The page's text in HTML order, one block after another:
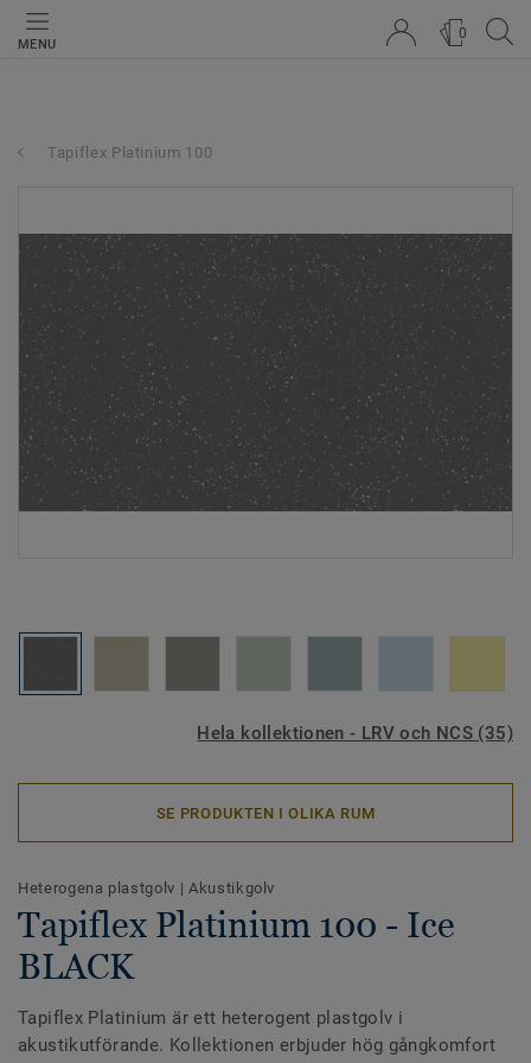
MENU
0
Tapiflex Platinium 100
Hela kollektionen - LRV och NCS (35)
SE PRODUKTEN I OLIKA RUM
Heterogena plastgolv | Akustikgolv
Tapiflex Platinium 100 - Ice
BLACK
Tapiflex Platinium är ett heterogent plastgolv i
akustikutförande. Kollektionen erbjuder hög gångkomfort